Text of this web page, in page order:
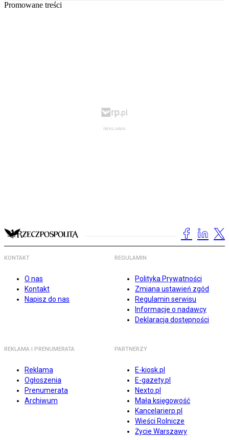
Promowane treści
KONTAKT
O nas
Kontakt
Napisz do nas
REGULAMIN
Polityka Prywatności
Zmiana ustawień zgód
Regulamin serwisu
Informacje o nadawcy
Deklaracja dostępności
REKLAMA I PRENUMERATA
Reklama
Ogłoszenia
Prenumerata
Archiwum
PARTNERZY
E-kiosk.pl
E-gazety.pl
Nexto.pl
Mała księgowość
Kancelarierp.pl
Wieści Rolnicze
Życie Warszawy